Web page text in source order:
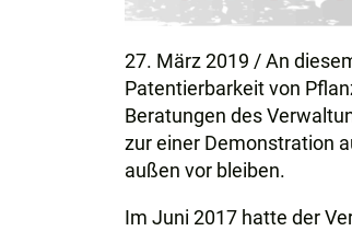
27. März 2019 / An
Patentierbarkeit von
Beratungen des
zur einer Demonstration
außen vor bleiben.
Im Juni 2017 hatte der